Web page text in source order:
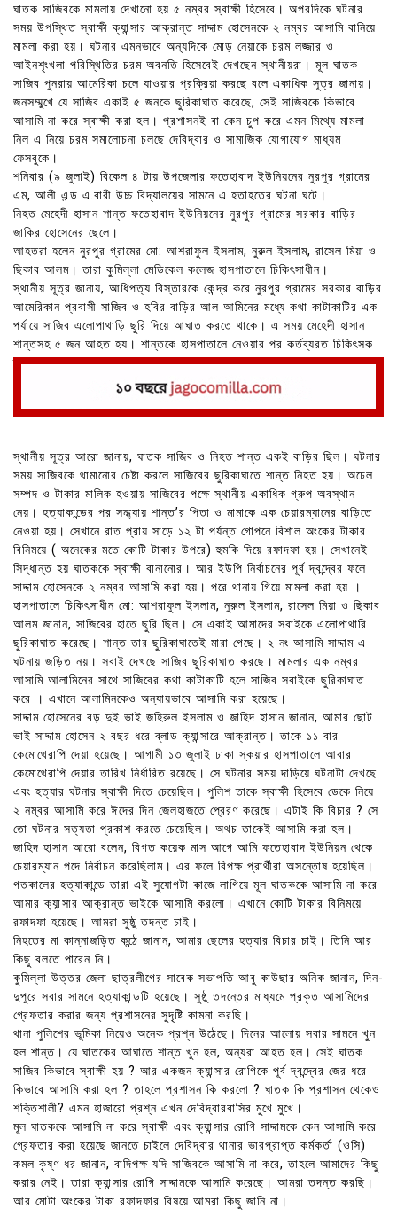
ঘাতক সাজিবকে মামলায় দেখানো হয় ৫ নম্বর স্বাক্ষী হিসেবে। অপরদিকে ঘটনার
সময় উপস্থিত স্বাক্ষী ক্যান্সার আক্রান্ত সাদ্দাম হোসেনকে ২ নম্বর আসামি বানিয়ে
মামলা করা হয়। ঘটনার এমনভাবে অন্যদিকে মোড় নেয়াকে চরম লজ্জার ও
আইনশৃংখলা পরিস্থিতির চরম অবনতি হিসেবেই দেখছেন স্থানীয়রা। মূল ঘাতক
সাজিব পুনরায় আমেরিকা চলে যাওয়ার প্রক্রিয়া করছে বলে একাধিক সূত্র জানায়।
জনসম্মুখে যে সাজিব একাই ৫ জনকে ছুরিকাঘাত করেছে, সেই সাজিবকে কিভাবে
আসামি না করে স্বাক্ষী করা হল। প্রশাসনই বা কেন চুপ করে এমন মিথ্যে মামলা
নিল এ নিয়ে চরম সমালোচনা চলছে দেবিদ্বার ও সামাজিক যোগাযোগ মাধ্যম
ফেসবুকে।
শনিবার (৯ জুলাই) বিকেল ৪ টায় উপজেলার ফতেহাবাদ ইউনিয়নের নুরপুর গ্রামের
এম, আলী এন্ড এ.বারী উচ্চ বিদ্যালয়ের সামনে এ হতাহতের ঘটনা ঘটে।
নিহত মেহেদী হাসান শান্ত ফতেহাবাদ ইউনিয়নের নুরপুর গ্রামের সরকার বাড়ির
জাকির হোসেনের ছেলে।
আহতরা হলেন নুরপুর গ্রামের মো: আশরাফুল ইসলাম, নুরুল ইসলাম, রাসেল মিয়া ও
ছিকাব আলম। তারা কুমিল্লা মেডিকেল কলেজ হাসপাতালে চিকিৎসাধীন।
স্থানীয় সূত্র জানায়, আধিপত্য বিস্তারকে কেন্দ্র করে নুরপুর গ্রামের সরকার বাড়ির
আমেরিকান প্রবাসী সাজিব ও হবির বাড়ির আল আমিনের মধ্যে কথা কাটাকাটির এক
পর্যায়ে সাজিব এলোপাথাড়ি ছুরি দিয়ে আঘাত করতে থাকে। এ সময় মেহেদী হাসান
শান্তসহ ৫ জন আহত হয। শান্তকে হাসপাতালে নেওয়ার পর কর্তব্যরত চিকিৎসক
তাকে মৃত ঘোষণা করে।
বায়ে নিহত শান্ত, মাঝে অভিযুক্ত সজিব, ডানে সাদ্দাম
স্থানীয় সূত্র আরো জানায়, ঘাতক সাজিব ও নিহত শান্ত একই বাড়ির ছিল। ঘটনার
সময় সাজিবকে থামানোর চেষ্টা করলে সাজিবের ছুরিকাঘাতে শান্ত নিহত হয়। অঢেল
সম্পদ ও টাকার মালিক হওয়ায় সাজিবের পক্ষে স্থানীয় একাধিক গ্রুপ অবস্থান
নেয়। হত্যাকান্ডের পর সন্ধ্যায় শান্ত’র পিতা ও মামাকে এক চেয়ারম্যানের বাড়িতে
নেওয়া হয়। সেখানে রাত প্রায় সাড়ে ১২ টা পর্যন্ত গোপনে বিশাল অংকের টাকার
বিনিময়ে ( অনেকের মতে কোটি টাকার উপরে) হুমকি দিয়ে রফাদফা হয়। সেখানেই
সিদ্ধান্ত হয় ঘাতককে স্বাক্ষী বানানোর। আর ইউপি নির্বাচনের পূর্ব দ্বন্দ্বের ফলে
সাদ্দাম হোসেনকে ২ নম্বর আসামি করা হয়। পরে থানায় গিয়ে মামলা করা হয় ।
হাসপাতালে চিকিৎসাধীন মো: আশরাফুল ইসলাম, নুরুল ইসলাম, রাসেল মিয়া ও ছিকাব
আলম জানান, সাজিবের হাতে ছুরি ছিল। সে একাই আমাদের সবাইকে এলোপাথারি
ছুরিকাঘাত করেছে। শান্ত তার ছুরিকাঘাতেই মারা গেছে। ২ নং আসামি সাদ্দাম এ
ঘটনায় জড়িত নয়। সবাই দেখছে সাজিব ছুরিকাঘাত করছে। মামলার এক নম্বর
আসামি আলামিনের সাথে সাজিবের কথা কাটাকাটি হলে সাজিব সবাইকে ছুরিকাঘাত
করে । এখানে আলামিনকেও অন্যায়ভাবে আসামি করা হয়েছে।
সাদ্দাম হোসেনের বড় দুই ভাই জহিরুল ইসলাম ও জাহিদ হাসান জানান, আমার ছোট
ভাই সাদ্দাম হোসেন ২ বছর ধরে ব্লাড ক্যান্সারে আক্রান্ত। তাকে ১১ বার
কেমোথেরাপি দেয়া হয়েছে। আগামী ১৩ জুলাই ঢাকা স্কয়ার হাসপাতালে আবার
কেমোথেরাপি দেয়ার তারিখ নির্ধারিত রয়েছে। সে ঘটনার সময় দাড়িয়ে ঘটনাটা দেখছে
এবং হত্যার ঘটনার স্বাক্ষী দিতে চেয়েছিল। পুলিশ তাকে স্বাক্ষী হিসেবে ডেকে নিয়ে
২ নম্বর আসামি করে ঈদের দিন জেলহাজতে প্রেরণ করেছে। এটাই কি বিচার ? সে
তো ঘটনার সত্যতা প্রকাশ করতে চেয়েছিল। অথচ তাকেই আসামি করা হল।
জাহিদ হাসান আরো বলেন, বিগত কয়েক মাস আগে আমি ফতেহাবাদ ইউনিয়ন থেকে
চেয়ারম্যান পদে নির্বাচন করেছিলাম। এর ফলে বিপক্ষ প্রার্থীরা অসন্তোষ হয়েছিল।
গতকালের হত্যাকান্ডে তারা এই সুযোগটা কাজে লাগিয়ে মূল ঘাতককে আসামি না করে
আমার ক্যান্সার আক্রান্ত ভাইকে আসামি করলো। এখানে কোটি টাকার বিনিময়ে
রফাদফা হয়েছে। আমরা সুষ্ঠু তদন্ত চাই।
নিহতের মা কান্নাজড়িত কন্ঠে জানান, আমার ছেলের হত্যার বিচার চাই। তিনি আর
কিছু বলতে পারেন নি।
কুমিল্লা উত্তর জেলা ছাত্রলীগের সাবেক সভাপতি আবু কাউছার অনিক জানান, দিন-
দুপুরে সবার সামনে হত্যাকান্ডটি হয়েছে। সুষ্ঠু তদন্তের মাধ্যমে প্রকৃত আসামিদের
গ্রেফতার করার জন্য প্রশাসনের সুদৃষ্টি কামনা করছি।
থানা পুলিশের ভূমিকা নিয়েও অনেক প্রশ্ন উঠেছে। দিনের আলোয় সবার সামনে খুন
হল শান্ত। যে ঘাতকের আঘাতে শান্ত খুন হল, অন্যরা আহত হল। সেই ঘাতক
সাজিব কিভাবে স্বাক্ষী হয় ? আর একজন ক্যান্সার রোগিকে পূর্ব দ্বন্দ্বের জের ধরে
কিভাবে আসামি করা হল ? তাহলে প্রশাসন কি করলো ? ঘাতক কি প্রশাসন থেকেও
শক্তিশালী? এমন হাজারো প্রশ্ন এখন দেবিদ্বারবাসির মুখে মুখে।
মূল ঘাতককে আসামি না করে স্বাক্ষী এবং ক্যান্সার রোগি সাদ্দামকে কেন আসামি করে
গ্রেফতার করা হয়েছে জানতে চাইলে দেবিদ্বার থানার ভারপ্রাপ্ত কর্মকর্তা (ওসি)
কমল কৃষ্ণ ধর জানান, বাদিপক্ষ যদি সাজিবকে আসামি না করে, তাহলে আমাদের কিছু
করার নেই। তারা ক্যান্সার রোগি সাদ্দামকে আসামি করেছে। আমরা তদন্ত করছি।
আর মোটা অংকের টাকা রফাদফার বিষয়ে আমরা কিছু জানি না।